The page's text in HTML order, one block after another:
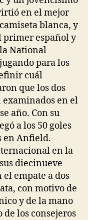
en el mejor
blanca, y
primer español y
National
para los
cuál
que los dos
en el
año. Con su
a los 50 goles
en Anfield.
en la
diecinueve
el empate a dos
con motivo de
y de la mano
los consejeros